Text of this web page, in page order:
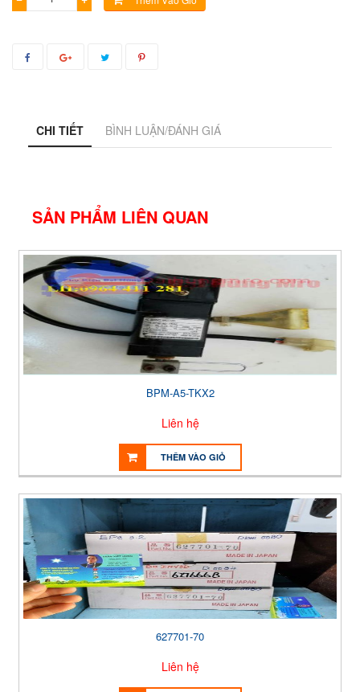
CHI TIẾT BÌNH LUẬN/ĐÁNH GIÁ
SẢN PHẨM LIÊN QUAN
BPM-A5-TKX2
Liên hệ
THÊM VÀO GIỎ
627701-70
Liên hệ